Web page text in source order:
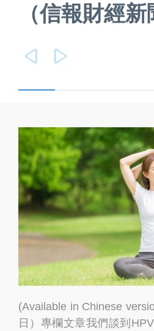
（信報財經新
 
(Available in Chinese
日）專欄文章我們談到